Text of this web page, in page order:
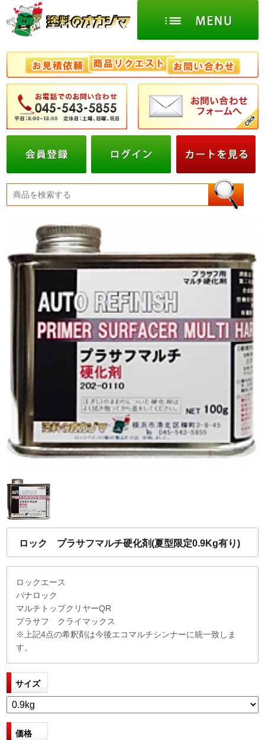
ロック プラサフマルチ硬化剤(夏型限定0.9Kg有り)
ロックエース
パナロック
マルチトップクリヤーQR
プラサフ クライマックス
※上記4点の希釈剤は今後エコマルチシンナーに統一致しま
す。
サイズ
価格